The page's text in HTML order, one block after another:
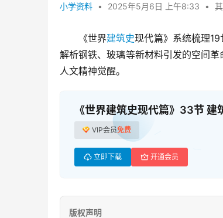
小学资料 • 2025年5月6日 上午8:33 •
《世界建筑史现代篇》系统梳理
解析钢铁、玻璃等新材料引发的空间
人文精神觉醒。
《世界建筑史现代篇》33节
VIP会员免费
立即下载 开通会员
版权声明